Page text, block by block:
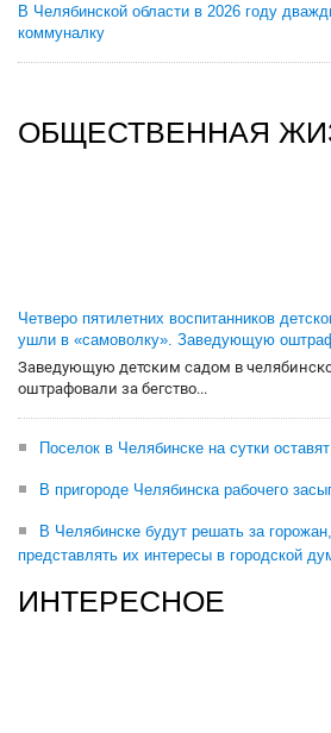
В Челябинской области в 2026 году
коммуналку
ОБЩЕСТВЕННАЯ
Четверо пятилетних воспитанников
ушли в «самоволку». Заведующую
Заведующую детским садом в
оштрафовали за бегство...
Поселок в Челябинске на сутки
В пригороде Челябинска рабочего
В Челябинске будут решать за
представлять их интересы в городской
ИНТЕРЕСНОЕ